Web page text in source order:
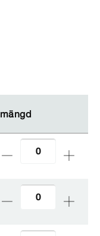
mängd
mängd